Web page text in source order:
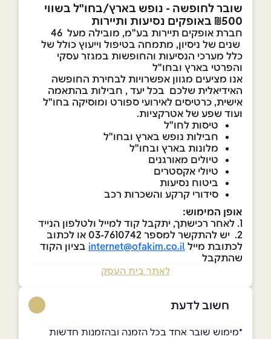
שובר לחופשה - נופש בארץ/בחו"ל בשווי
₪500 באופקים נסיעות ותיירות
חברת אופקים תיירות בע"מ, מובילה מעל 46
שנים של ניסיון, מתמחה בטיפול וייעוץ כולל של
כלל מערכי הנסיעות והחופשות במגזר עסקי
והפרטי בארץ ובחו"ל
אנו מציעים מגוון אפשרויות לבחירת החופשה
האידיאלית שלכם בכל יעד , חבילות בהתאמה
אישית, כרטיסים לאירועי ספורט ומוסיקה בחו"ל
ועוד שפע של אטרקציות.
טיסות לחו"ל
חבילות נופש בארץ ובחו"ל
מלונות בארץ ובחו"ל
טיולים מאורגנים
טיולי אקסטרים
ביטוח נסיעות
סידורי קרקע והשכרות רכב
אופן המימוש:
1. לאחר רכישתך, יתקבל קוד למייל ולטלפון הנייד
2. יש להתקשר למספר 03-7610742 או לכתוב
לכתובת מייל internet@ofakim.co.il בציון הקוד
שהתקבל
לאתר בית העסק
חשוב לדעת
*מימוש שובר אחד בכל הזמנה ובהזמנות חדשות